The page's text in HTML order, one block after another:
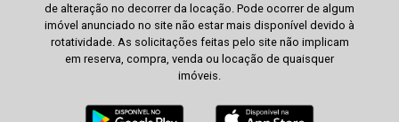
de alteração no decorrer da locação. Pode ocorrer de algum
imóvel anunciado no site não estar mais disponível devido à
rotatividade. As solicitações feitas pelo site não implicam
em reserva, compra, venda ou locação de quaisquer
imóveis.